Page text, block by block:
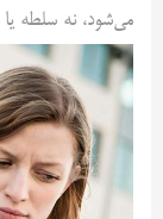
می‌شود، نه سلطه یا